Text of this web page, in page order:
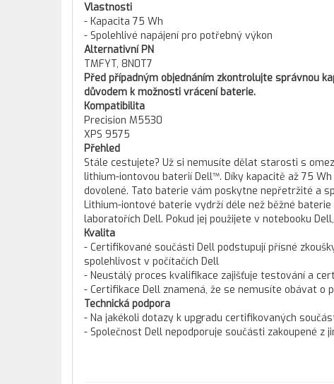
Vlastnosti
- Kapacita 75 Wh
- Spolehlivé napájení pro potřebný výkon
Alternativní PN
TMFYT, 8N0T7
Před případným objednáním zkontrolujte správnou
důvodem k možnosti vrácení baterie.
Kompatibilita
Precision M5530
XPS 9575
Přehled
Stále cestujete? Už si nemusíte dělat starosti s
lithium-iontovou baterií Dell™. Díky kapacitě až 75
dovolené. Tato baterie vám poskytne nepřetržité a
Lithium-iontové baterie vydrží déle než běžné
laboratořích Dell. Pokud jej použijete v notebooku
Kvalita
- Certifikované součásti Dell podstupují přísné
spolehlivost v počítačích Dell
- Neustálý proces kvalifikace zajišťuje testování a
- Certifikace Dell znamená, že se nemusíte obávat o
Technická podpora
- Na jakékoli dotazy k upgradu certifikovaných
- Společnost Dell nepodporuje součásti zakoupené z